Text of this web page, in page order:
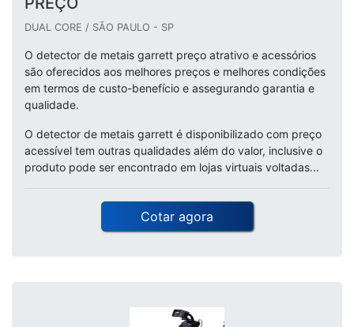
DUAL CORE / SÃO PAULO - SP
O detector de metais garrett preço atrativo e acessórios
são oferecidos aos melhores preços e melhores condições
em termos de custo-benefício e assegurando garantia e
qualidade.
O detector de metais garrett é disponibilizado com preço
acessível tem outras qualidades além do valor, inclusive o
produto pode ser encontrado em lojas virtuais voltadas...
Cotar agora